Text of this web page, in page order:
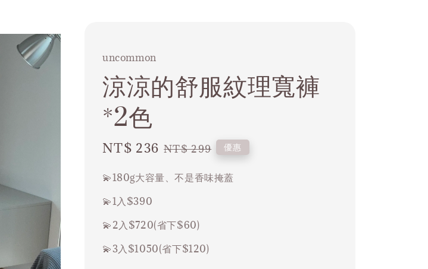
uncommon
涼涼的舒服紋理寬褲
*2色
Sale
NT$ 236 Regular
NT$ 299 優惠
💫180g大容量、不是香味掩蓋
💫1入$390
💫2入$720(省下$60)
💫3入$1050(省下$120)